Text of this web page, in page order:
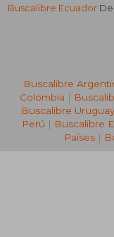
Buscalibre Ecuador
Buscalibre
Colombia |
Buscalibre Uruguay
Perú | Buscalibre
Países |